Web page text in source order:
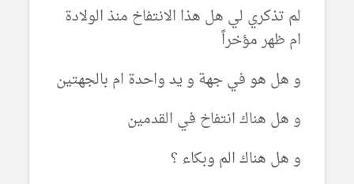
لم تذكري لي هل هذا الانتفاخ منذ الولادة
ام ظهر مؤخراً
و هل هو في جهة و يد واحدة ام بالجهتين
و هل هناك انتفاخ في القدمين
و هل هناك الم وبكاء ؟